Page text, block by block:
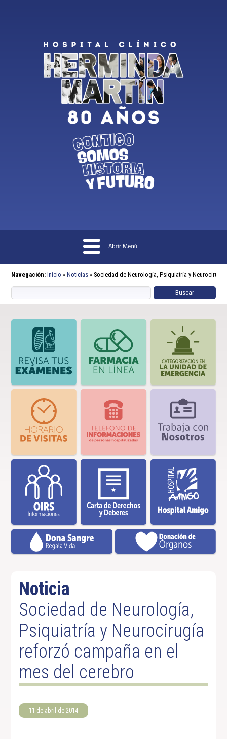
Navegación: Inicio » Noticias » Sociedad de Neurología, Psiquiatría y
Noticia
Sociedad de Neurología,
Psiquiatría y Neurocirugía
reforzó campaña en el
mes del cerebro
11 de abril de 2014